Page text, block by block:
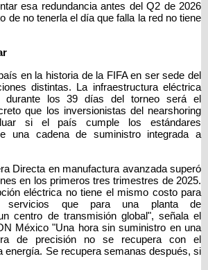
esa redundancia antes del Q2 de 2026
de no tenerla el día que falla la red no tiene
en la historia de la FIFA en ser sede del
distintas. La infraestructura eléctrica
durante los 39 días del torneo será el
que los inversionistas del nearshoring
si el país cumple los estándares
una cadena de suministro integrada a
Directa en manufactura avanzada superó
en los primeros tres trimestres de 2025.
eléctrica no tiene el mismo costo para
servicios que para una planta de
centro de transmisión global", señala el
México "Una hora sin suministro en una
de precisión no se recupera con el
energía. Se recupera semanas después, si